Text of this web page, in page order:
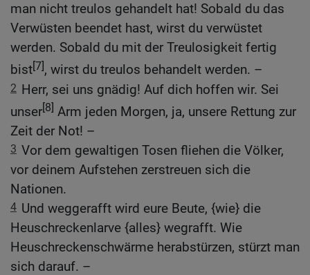
man nicht treulos gehandelt hat! Sobald du das
Verwüsten beendet hast, wirst du verwüstet
werden. Sobald du mit der Treulosigkeit fertig
bist[7], wirst du treulos behandelt werden. –
2 Herr, sei uns gnädig! Auf dich hoffen wir. Sei
unser[8] Arm jeden Morgen, ja, unsere Rettung zur
Zeit der Not! –
3 Vor dem gewaltigen Tosen fliehen die Völker,
vor deinem Aufstehen zerstreuen sich die
Nationen.
4 Und weggerafft wird eure Beute, {wie} die
Heuschreckenlarve {alles} wegrafft. Wie
Heuschreckenschwärme herabstürzen, stürzt man
sich darauf. –